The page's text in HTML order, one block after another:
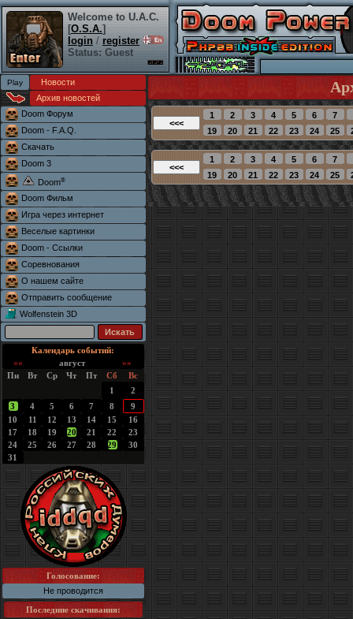
Welcome to U.A.C.
[O.S.A.]
login / register
Status: Guest
Новости
Архив новостей
Doom Форум
Doom - F.A.Q.
Скачать
Doom 3
Doom®
Doom Фильм
Игра через интернет
Веселые картинки
Doom - Ссылки
Соревнования
О нашем сайте
Отправить сообщение
Wolfenstein 3D
Календарь событий:
««
август
»»
Пн
Вт Ср Чт Пт Сб
Вс
1
2
3
4 5 6 7 8
9
10
11 12 13 14 15
16
17
18 19 20 21 22
23
24
25 26 27 28 29
30
31
Голосование:
Не проводится
Последние скачивания: